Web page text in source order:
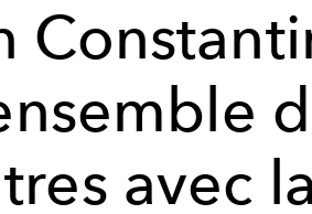
avec la